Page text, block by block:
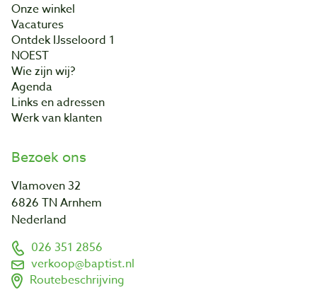
Onze winkel
Vacatures
Ontdek IJsseloord 1
NOEST
Wie zijn wij?
Agenda
Links en adressen
Werk van klanten
Bezoek ons
Vlamoven 32
6826 TN Arnhem
Nederland
026 351 2856
verkoop@baptist.nl
Routebeschrijving